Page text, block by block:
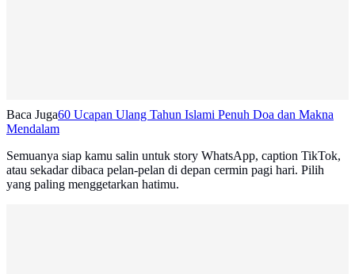
Baca Juga60 Ucapan Ulang Tahun Islami Penuh Doa dan Makna
Mendalam
Semuanya siap kamu salin untuk story WhatsApp, caption TikTok,
atau sekadar dibaca pelan-pelan di depan cermin pagi hari. Pilih
yang paling menggetarkan hatimu.